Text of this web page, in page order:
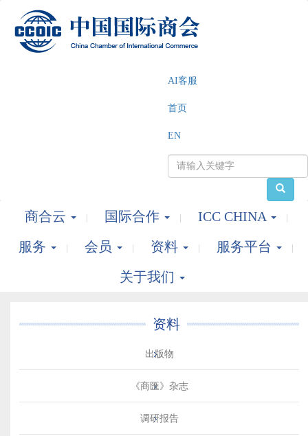
AI客服
首页
EN
商合云 国际合作
ICC CHINA
服务
会员 资料
服务平台
关于我们
资料
出版物
《商匯》杂志
调研报告